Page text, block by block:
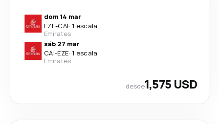
dom 14 mar
EZE-CAI· 1 escala
Emirates
sáb 27 mar
CAI-EZE· 1 escala
Emirates
desde1,575 USD